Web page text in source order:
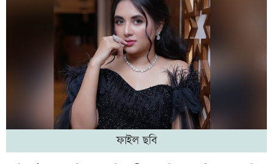
ফাইল ছবি